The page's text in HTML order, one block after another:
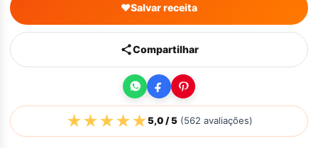
♥Salvar receita
Compartilhar
★★★★★5,0/ 5(562 avaliações)